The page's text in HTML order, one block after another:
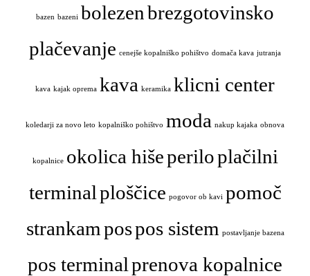
bazen bazeni bolezenbrezgotovinsko
plačevanje cenejše kopalniško pohištvo domača kava jutranja
kava kajak oprema kava keramika klicni center
koledarji za novo leto kopalniško pohištvo moda nakup kajaka obnova
kopalnice okolica hišeperiloplačilni
terminalploščice pogovor ob kavi pomoč
strankampospos sistem postavljanje bazena
pos terminalprenova kopalnice